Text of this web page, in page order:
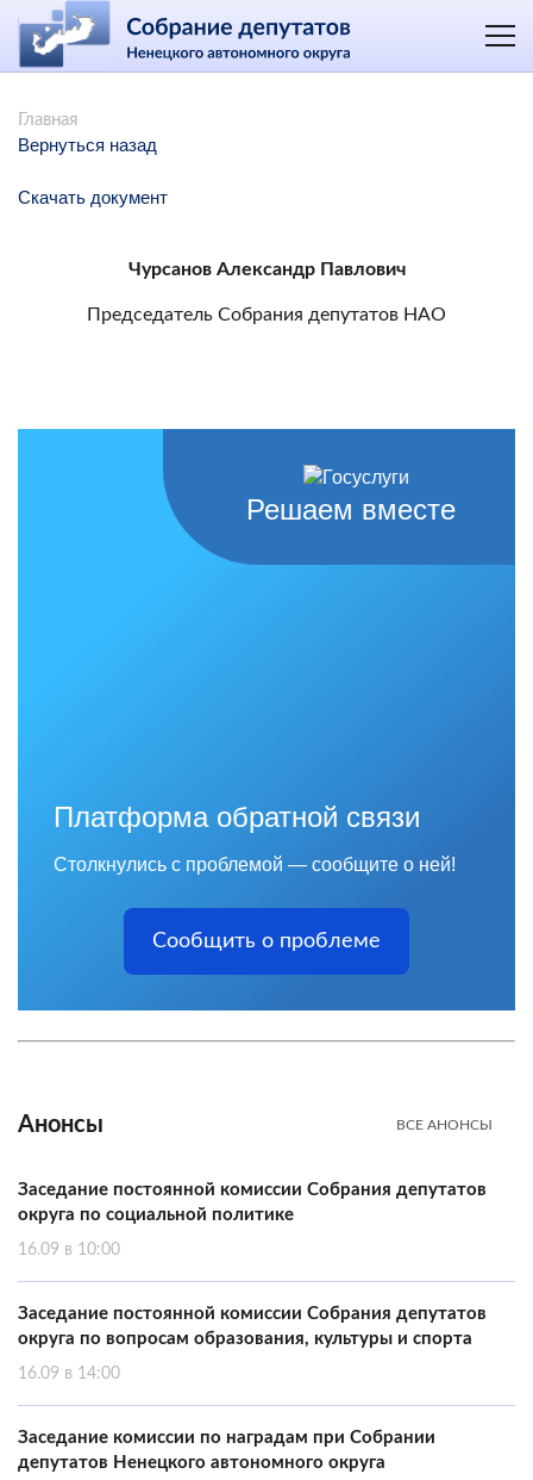
Главная
Вернуться назад
Скачать документ
Чурсанов Александр Павлович
Председатель Собрания депутатов НАО
Решаем вместе
Платформа обратной связи
Столкнулись с проблемой — сообщите о ней!
Сообщить о проблеме
Анонсы ВСЕ АНОНСЫ
Заседание постоянной комиссии Собрания депутатов
округа по социальной политике
16.09 в 10:00
Заседание постоянной комиссии Собрания депутатов
округа по вопросам образования, культуры и спорта
16.09 в 14:00
Заседание комиссии по наградам при Собрании
депутатов Ненецкого автономного округа